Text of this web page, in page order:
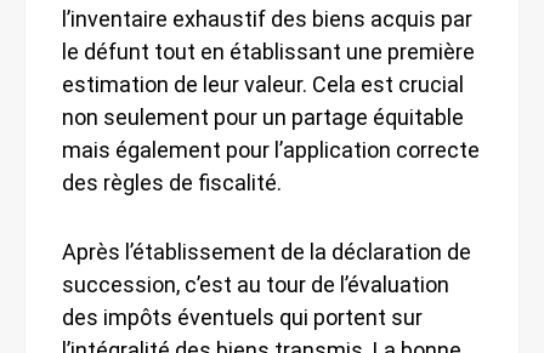
l’inventaire exhaustif des biens acquis par
le défunt tout en établissant une première
estimation de leur valeur. Cela est crucial
non seulement pour un partage équitable
mais également pour l’application correcte
des règles de fiscalité.
Après l’établissement de la déclaration de
succession, c’est au tour de l’évaluation
des impôts éventuels qui portent sur